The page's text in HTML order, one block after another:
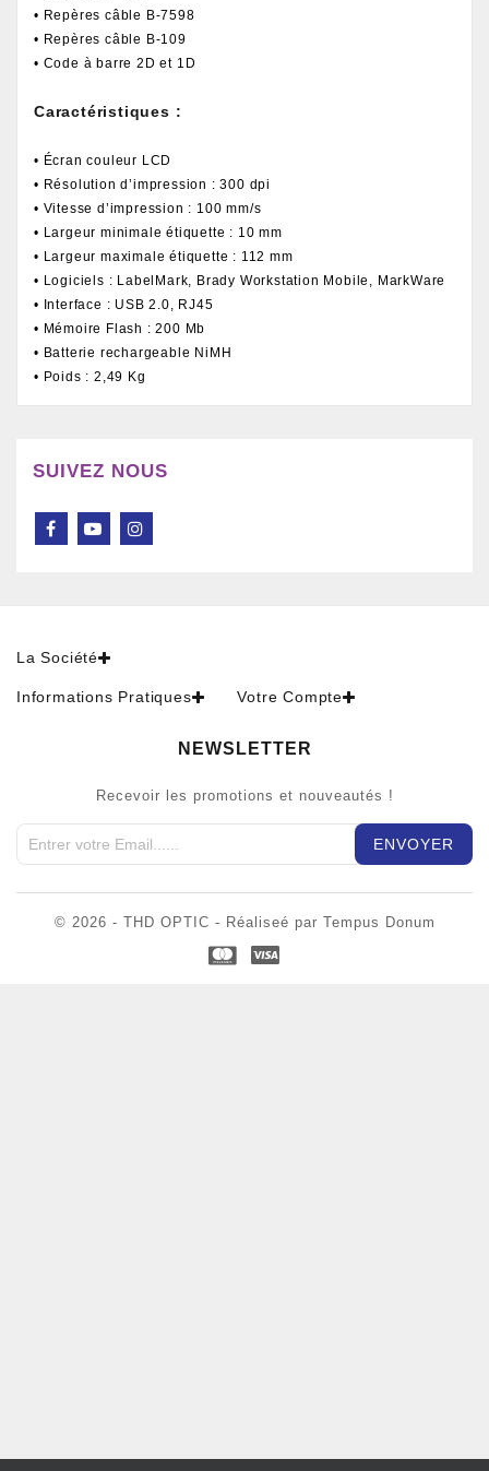
• Repères câble B-7598
• Repères câble B-109
• Code à barre 2D et 1D
Caractéristiques :
• Écran couleur LCD
• Résolution d’impression : 300 dpi
• Vitesse d’impression : 100 mm/s
• Largeur minimale étiquette : 10 mm
• Largeur maximale étiquette : 112 mm
• Logiciels : LabelMark, Brady Workstation Mobile, MarkWare
• Interface : USB 2.0, RJ45
• Mémoire Flash : 200 Mb
• Batterie rechargeable NiMH
• Poids : 2,49 Kg
SUIVEZ NOUS
La Société
Informations Pratiques Votre Compte
NEWSLETTER
Recevoir les promotions et nouveautés !
© 2026 - THD OPTIC - Réaliseé par Tempus Donum